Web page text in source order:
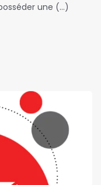
une (…)